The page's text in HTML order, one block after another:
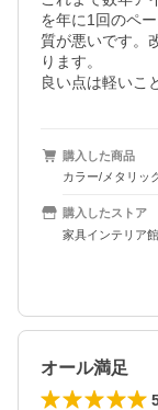
を年に1回のペ
質が悪いです。
ります。
良い点は軽いこ
購入した商品
カラー/メタリッ
購入したストア
家具インテリア
オール満足